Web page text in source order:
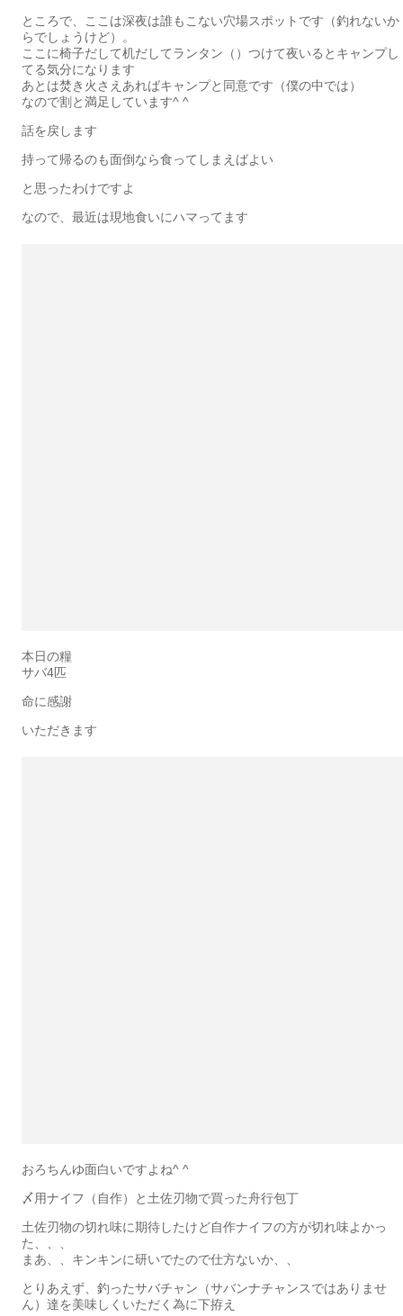
ところで、ここは深夜は誰もこない穴場スポットです（釣れないか
らでしょうけど）。
ここに椅子だして机だしてランタン（）つけて夜いるとキャンプし
てる気分になります
あとは焚き火さえあればキャンプと同意です（僕の中では）
なので割と満足しています^ ^
話を戻します
持って帰るのも面倒なら食ってしまえばよい
と思ったわけですよ
なので、最近は現地食いにハマってます
本日の糧
サバ4匹
命に感謝
いただきます
おろちんゆ面白いですよね^ ^
〆用ナイフ（自作）と土佐刃物で買った舟行包丁
土佐刃物の切れ味に期待したけど自作ナイフの方が切れ味よかっ
た、、、
まあ、、キンキンに研いでたので仕方ないか、、
とりあえず、釣ったサバチャン（サバンナチャンスではありませ
ん）達を美味しくいただく為に下拵え